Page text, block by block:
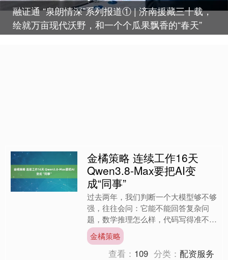
融证通 “泉朗情深”系列报道① | 济南援藏三十载，
绘就万亩现代沃野，和一个个瓜果飘香的“春天”
金橘策略 连续工作16天
Qwen3.8-Max要把AI变
成“同事”
过去两年，我们判断一个大模型够不够
强，往往会问：它能不能回答复杂问
题，数学推理怎么样，代码写得准不
准。 但当模型能力逐渐逼近，新的问
题已经变成：如果人不再守在旁....
金橘策略
查看： 109 分类：配资服务